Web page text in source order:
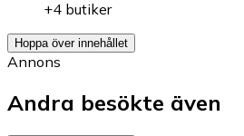
+4 butiker
Hoppa över innehållet
Annons
Andra besökte även